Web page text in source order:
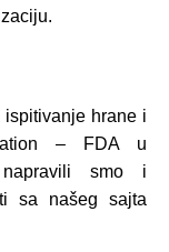
hrane i
– FDA u
napravili smo i
sa našeg sajta